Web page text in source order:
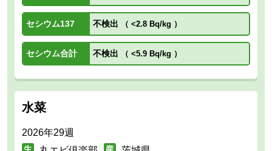
セシウム137 不検出 （ <2.8 Bq/kg ）
セシウム合計 不検出 （ <5.9 Bq/kg ）
水菜
2026年29週